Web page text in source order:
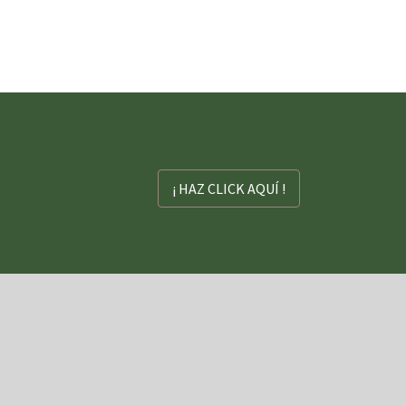
¡ HAZ CLICK AQUÍ !